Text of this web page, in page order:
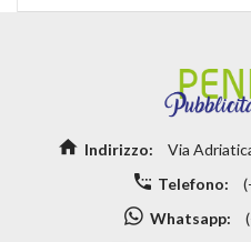
Indirizzo:
Via
Telefono:
Whatsapp: